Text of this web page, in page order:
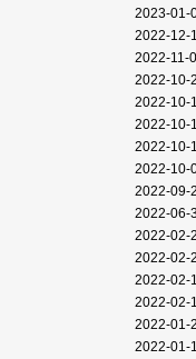
2023-01-
2022-12-
2022-11-
2022-10-
2022-10-
2022-10-
2022-10-
2022-10-
2022-09-
2022-06-
2022-02-
2022-02-
2022-02-
2022-02-
2022-01-
2022-01-